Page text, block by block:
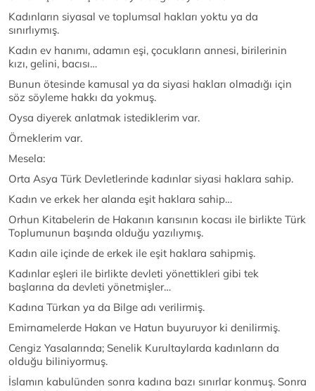
Kadınların siyasal ve toplumsal hakları yoktu ya da
sınırlıymış.
Kadın ev hanımı, adamın eşi, çocukların annesi, birilerinin
kızı, gelini, bacısı…
Bunun ötesinde kamusal ya da siyasi hakları olmadığı için
söz söyleme hakkı da yokmuş.
Oysa diyerek anlatmak istediklerim var.
Örneklerim var.
Mesela:
Orta Asya Türk Devletlerinde kadınlar siyasi haklara sahip.
Kadın ve erkek her alanda eşit haklara sahip…
Orhun Kitabelerin de Hakanın karısının kocası ile birlikte Türk
Toplumunun başında olduğu yazılıymış.
Kadın aile içinde de erkek ile eşit haklara sahipmiş.
Kadınlar eşleri ile birlikte devleti yönettikleri gibi tek
başlarına da devleti yönetmişler…
Kadına Türkan ya da Bilge adı verilirmiş.
Emirnamelerde Hakan ve Hatun buyuruyor ki denilirmiş.
Cengiz Yasalarında; Senelik Kurultaylarda kadınların da
olduğu biliniyormuş.
İslamın kabulünden sonra kadına bazı sınırlar konmuş. Sonra